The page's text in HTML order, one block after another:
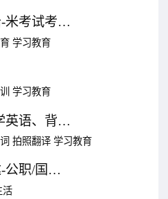
米考试考研
学习教育
学习教育
英语、背单
拍照翻译 学习教育
公职/国央
岗
活